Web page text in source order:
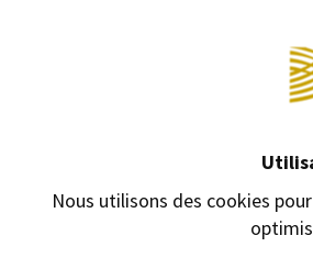
Nous utilisons des cookies